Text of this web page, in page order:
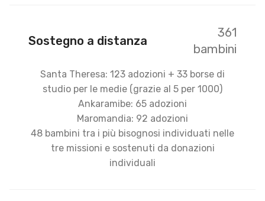
Sostegno a distanza
361
bambini
Santa Theresa: 123 adozioni + 33 borse di
studio per le medie (grazie al 5 per 1000)
Ankaramibe: 65 adozioni
Maromandia: 92 adozioni
48 bambini tra i più bisognosi individuati nelle
tre missioni e sostenuti da donazioni
individuali